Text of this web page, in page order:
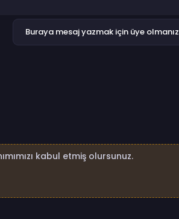
Buraya mesaj yazmak için üye
kabul etmiş olursunuz.